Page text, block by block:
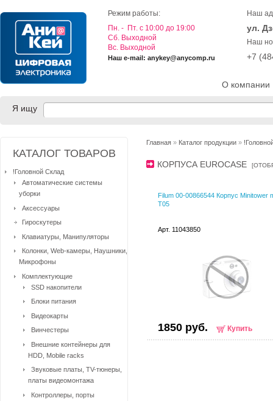
О компании
Режим работы:
Пн. - Пт. с 10:00 до 19:00
Cб. Выходной
Вс. Выходной
Наш e-mail: anykey@anycomp.ru
Наш
ул.
Наш
+7
Я ищу
Главная » Каталог продукции »
КОРПУСА EUROCASE [
Filum 00-00866544 Корпус Minitower
T05
Арт. 11043850
1850 руб. Купить
КАТАЛОГ ТОВАРОВ
!Головной Склад
Автоматические системы
уборки
Аксессуары
Гироскутеры
Клавиатуры, Манипуляторы
Колонки, Web-камеры, Наушники,
Микрофоны
Комплектующие
SSD накопители
Блоки питания
Видеокарты
Винчестеры
Внешние контейнеры для
HDD, Mobile racks
Звуковые платы, TV-тюнеры,
платы видеомонтажа
Контроллеры, порты